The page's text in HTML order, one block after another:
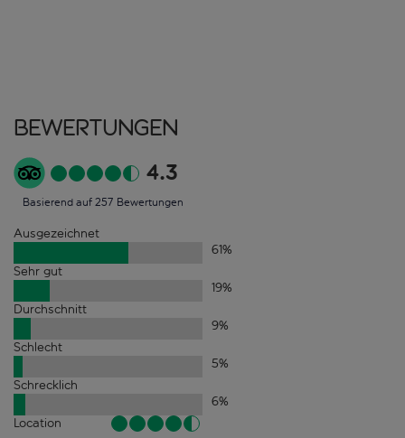
Bewertungen
4.3
Basierend auf 257 Bewertungen
Ausgezeichnet
61%
Sehr gut
19%
Durchschnitt
9%
Schlecht
5%
Schrecklich
6%
Location